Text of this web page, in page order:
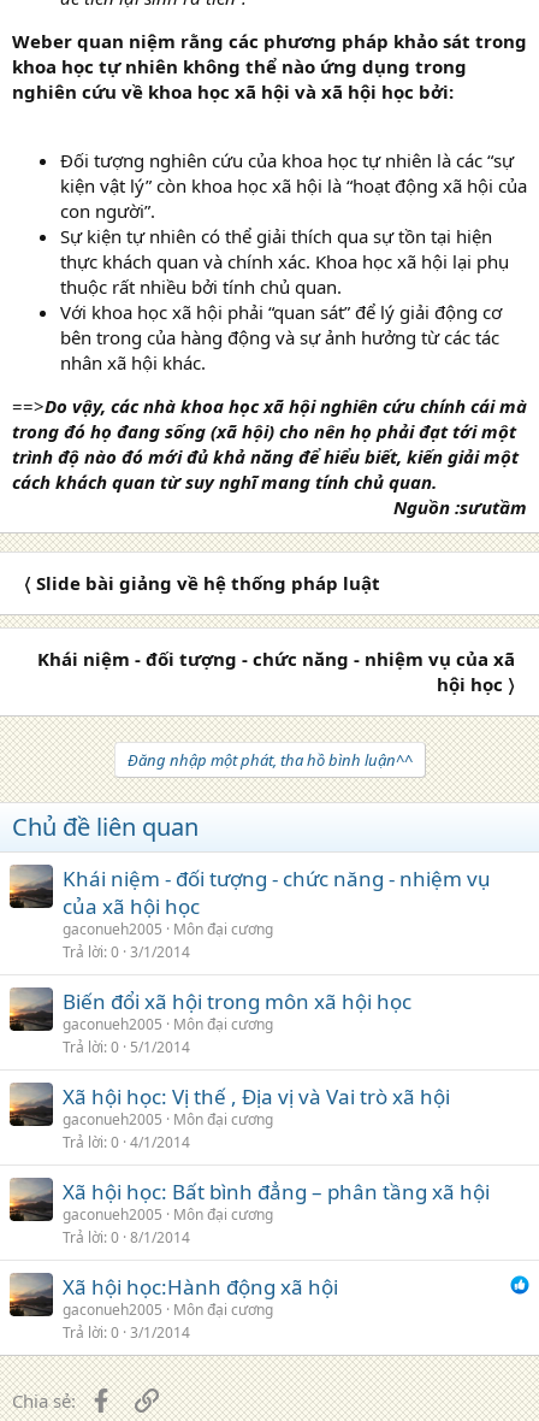
Weber quan niệm rằng các phương pháp khảo sát trong
khoa học tự nhiên không thể nào ứng dụng trong
nghiên cứu về khoa học xã hội và xã hội học bởi:
Đối tượng nghiên cứu của khoa học tự nhiên là các “sự
kiện vật lý” còn khoa học xã hội là “hoạt động xã hội của
con người”.
Sự kiện tự nhiên có thể giải thích qua sự tồn tại hiện
thực khách quan và chính xác. Khoa học xã hội lại phụ
thuộc rất nhiều bởi tính chủ quan.
Với khoa học xã hội phải “quan sát” để lý giải động cơ
bên trong của hàng động và sự ảnh hưởng từ các tác
nhân xã hội khác.
==>Do vậy, các nhà khoa học xã hội nghiên cứu chính cái mà
trong đó họ đang sống (xã hội) cho nên họ phải đạt tới một
trình độ nào đó mới đủ khả năng để hiểu biết, kiến giải một
cách khách quan từ suy nghĩ mang tính chủ quan.
Nguồn :sưutầm
〈 Slide bài giảng về hệ thống pháp luật
Khái niệm - đối tượng - chức năng - nhiệm vụ của xã
hội học 〉
Đăng nhập một phát, tha hồ bình luận^^
Chủ đề liên quan
Khái niệm - đối tượng - chức năng - nhiệm vụ
của xã hội học
gaconueh2005
Môn đại cương
Trả lời 0 3/1/2014
Biến đổi xã hội trong môn xã hội học
gaconueh2005
Môn đại cương
Trả lời 0 5/1/2014
Xã hội học: Vị thế , Địa vị và Vai trò xã hội
gaconueh2005
Môn đại cương
Trả lời 0 4/1/2014
Xã hội học: Bất bình đẳng – phân tầng xã hội
gaconueh2005
Môn đại cương
Trả lời 0 8/1/2014
Xã hội học:Hành động xã hội
gaconueh2005
Môn đại cương
Trả lời 0 3/1/2014
Chia sẻ: FacebookLiên kết